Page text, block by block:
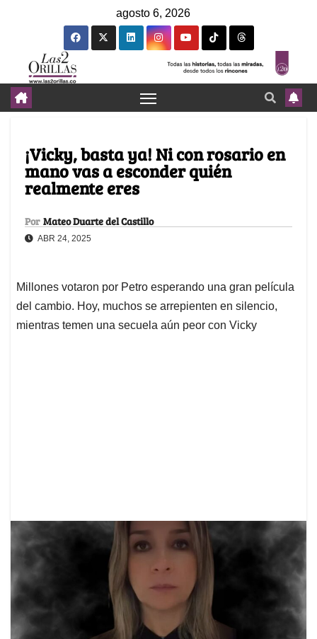
agosto 6, 2026
¡Vicky, basta ya! Ni con rosario en
mano vas a esconder quién
realmente eres
Por Mateo Duarte del Castillo
ABR 24, 2025
Millones votaron por Petro esperando una gran película
del cambio. Hoy, muchos se arrepienten en silencio,
mientras temen una secuela aún peor con Vicky